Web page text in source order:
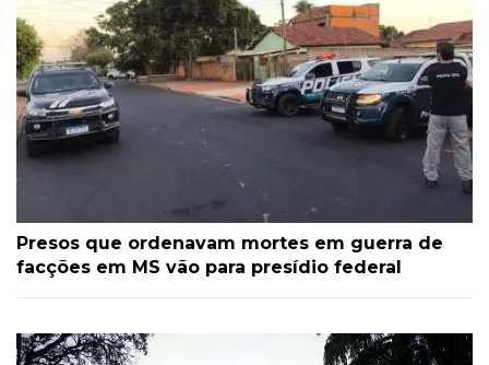
Presos que ordenavam mortes em guerra de
facções em MS vão para presídio federal